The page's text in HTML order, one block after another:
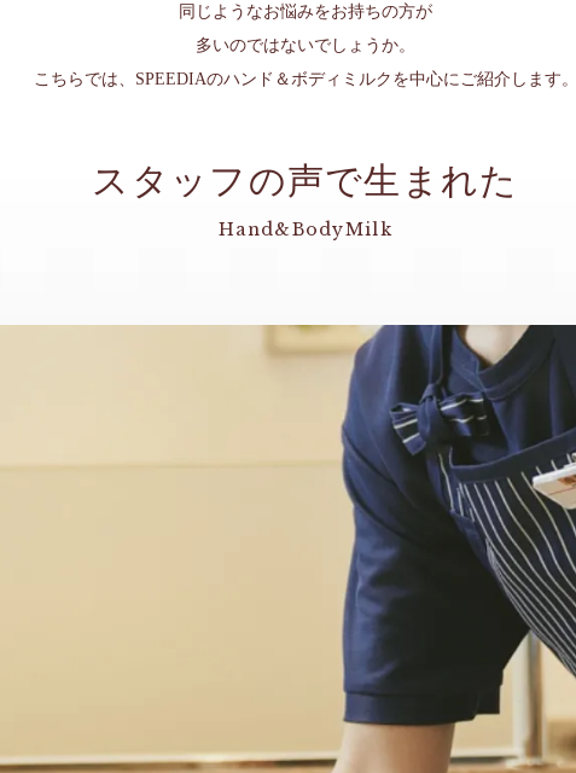
同じようなお悩みをお持ちの方が
多いのではないでしょうか。
こちらでは、SPEEDIAのハンド＆ボディミルクを中心にご紹介します
スタッフの声で生まれた
Hand&BodyMilk